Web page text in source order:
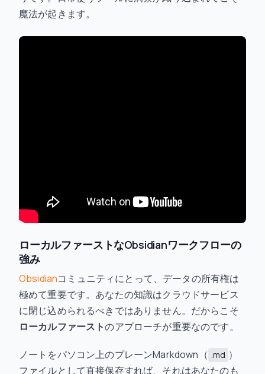
魔法が起きます。
ローカルファーストなObsidianワークフローの
強み
Obsidianコミュニティにとって、データの所有権は
極めて重要です。あなたの知識はクラウドサービス
に閉じ込められるべきではありません。だからこそ
ローカルファーストのアプローチが重要なのです。
ノートをパソコン上のプレーンMarkdown（ .md ）
ファイルとして直接保存すれば、それはあなたのも